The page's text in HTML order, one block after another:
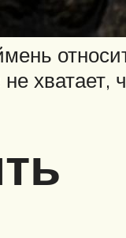
хватает,